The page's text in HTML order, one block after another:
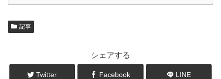
記事
シェアする
Twitter Facebook LINE